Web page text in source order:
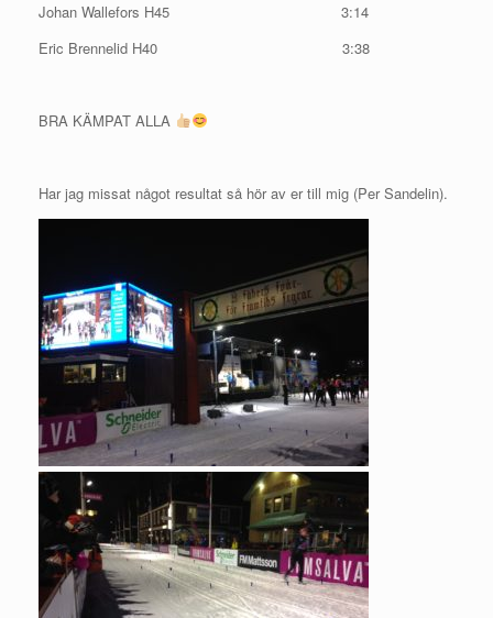
Johan Wallefors H45 3:14
Eric Brennelid H40 3:38
BRA KÄMPAT ALLA
Har jag missat något resultat så hör av er till mig (Per Sandelin).